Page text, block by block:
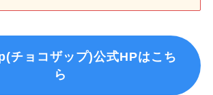
チョコザップ)公式HPはこち
ら